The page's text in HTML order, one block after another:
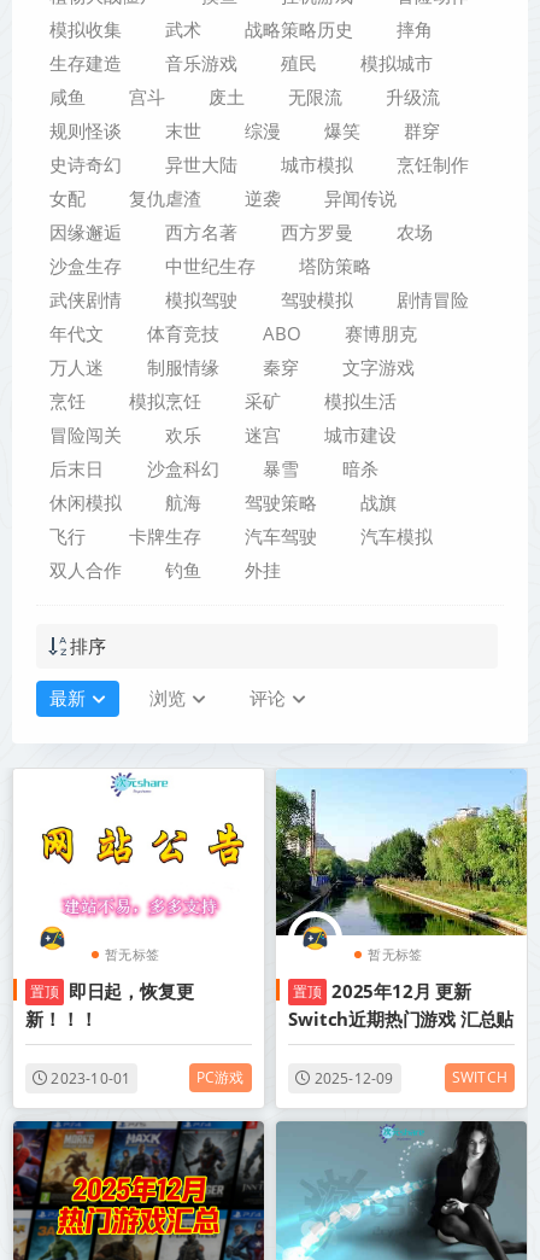
模拟收集
武术 战略策略历史
摔角
生存建造
音乐游戏 殖民
模拟城市
咸鱼
宫斗 废土 无限流
升级流
规则怪谈
末世 综漫 爆笑
群穿
史诗奇幻
异世大陆 城市模拟
烹饪制作
女配
复仇虐渣 逆袭
异闻传说
因缘邂逅
西方名著 西方罗曼
农场
沙盒生存
中世纪生存
塔防策略
武侠剧情
模拟驾驶 驾驶模拟
剧情冒险
年代文
体育竞技 ABO
赛博朋克
万人迷
制服情缘 秦穿
文字游戏
烹饪
模拟烹饪 采矿
模拟生活
冒险闯关
欢乐 迷宫
城市建设
后末日
沙盒科幻 暴雪
暗杀
休闲模拟
航海 驾驶策略
战旗
飞行
卡牌生存 汽车驾驶
汽车模拟
双人合作
钓鱼 外挂
排序
最新 浏览 评论
暂无标签
置顶 即日起，恢复更
新！！！
2023-10-01 PC游戏
暂无标签
置顶 2025年12月 更新
Switch近期热门游戏 汇总贴
2025-12-09 SWITCH